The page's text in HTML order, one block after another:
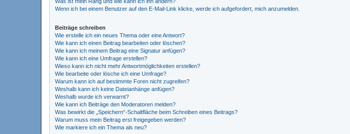
Wenn ich bei einem Benutzer auf den E-Mail-Link klicke, werde ich aufgefordert, mich anzumelden.
Beiträge schreiben
Wie erstelle ich ein neues Thema oder eine Antwort?
Wie kann ich einen Beitrag bearbeiten oder löschen?
Wie kann ich meinem Beitrag eine Signatur anfügen?
Wie kann ich eine Umfrage erstellen?
Wieso kann ich nicht mehr Antwortmöglichkeiten erstellen?
Wie bearbeite oder lösche ich eine Umfrage?
Warum kann ich auf bestimmte Foren nicht zugreifen?
Weshalb kann ich keine Dateianhänge anfügen?
Weshalb wurde ich verwarnt?
Wie kann ich Beiträge den Moderatoren melden?
Was bewirkt die „Speichern“-Schaltfläche beim Schreiben eines Beitrags?
Warum muss mein Beitrag erst freigegeben werden?
Wie markiere ich ein Thema als neu?